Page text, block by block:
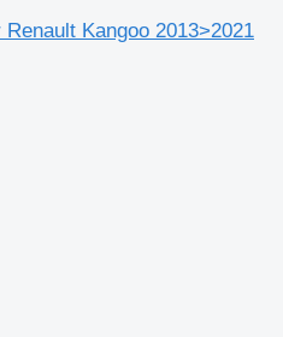
Kangoo 2013>2021